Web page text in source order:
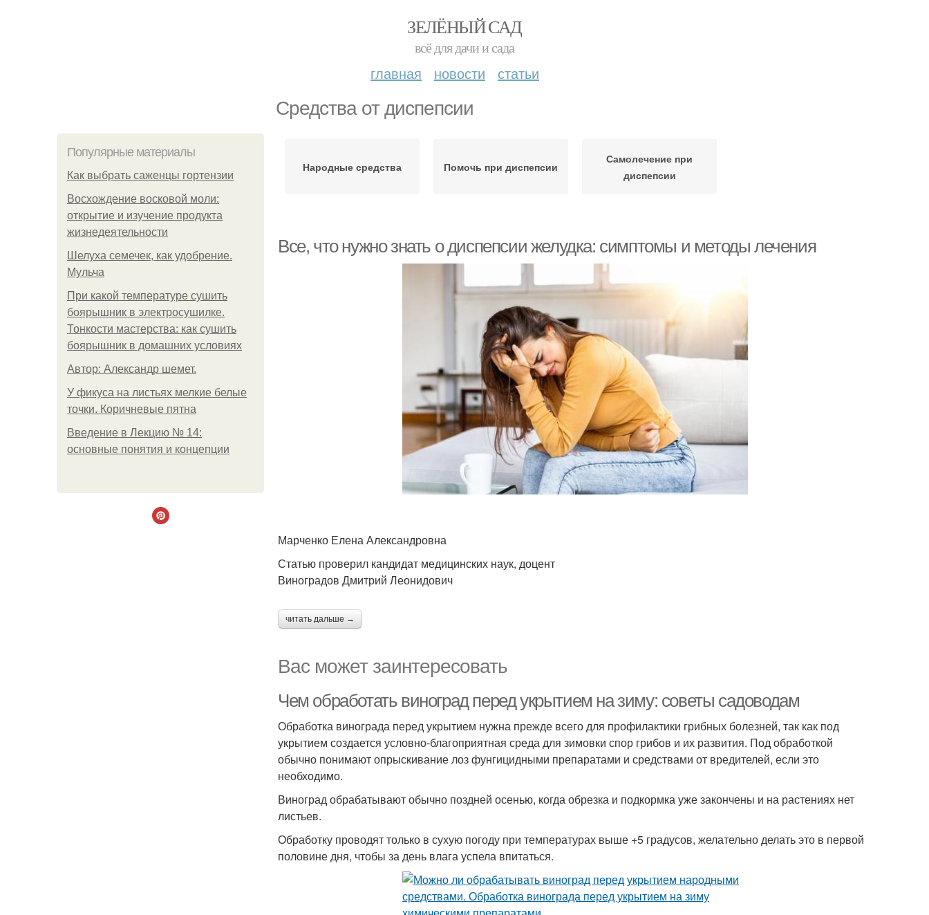
ЗЕЛЁНЫЙ САД
всё для дачи и сада
главная новости статьи
Средства от диспепсии
Популярные материалы
Как выбрать саженцы гортензии
Восхождение восковой моли:
открытие и изучение продукта
жизнедеятельности
Шелуха семечек, как удобрение.
Мульча
При какой температуре сушить
боярышник в электросушилке.
Тонкости мастерства: как сушить
боярышник в домашних условиях
Автор: Александр шемет.
У фикуса на листьях мелкие белые
точки. Коричневые пятна
Введение в Лекцию № 14:
основные понятия и концепции
Народные средства Помочь при диспепсии
Самолечение при
диспепсии
Все, что нужно знать о диспепсии желудка: симптомы и методы лечения
Марченко Елена Александровна
Статью проверил кандидат медицинских наук, доцент
Виноградов Дмитрий Леонидович
читать дальше →
Вас может заинтересовать
Чем обработать виноград перед укрытием на зиму: советы садоводам
Обработка винограда перед укрытием нужна прежде всего для профилактики грибных болезней, так как под
укрытием создается условно-благоприятная среда для зимовки спор грибов и их развития. Под обработкой
обычно понимают опрыскивание лоз фунгицидными препаратами и средствами от вредителей, если это
необходимо.
Виноград обрабатывают обычно поздней осенью, когда обрезка и подкормка уже закончены и на растениях нет
листьев.
Обработку проводят только в сухую погоду при температурах выше +5 градусов, желательно делать это в первой
половине дня, чтобы за день влага успела впитаться.